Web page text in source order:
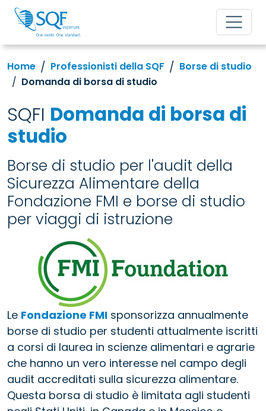
Home Professionisti della SQF
Borse di studio
Domanda di borsa di studio
SQFI Domanda di borsa di
studio
Borse di studio per l'audit della
Sicurezza Alimentare della
Fondazione FMI e borse di studio
per viaggi di istruzione
Le Fondazione FMI sponsorizza annualmente
borse di studio per studenti attualmente iscritti
a corsi di laurea in scienze alimentari e agrarie
che hanno un vero interesse nel campo degli
audit accreditati sulla sicurezza alimentare.
Questa borsa di studio è limitata agli studenti